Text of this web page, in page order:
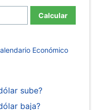
Calcular
Económico
sube?
baja?